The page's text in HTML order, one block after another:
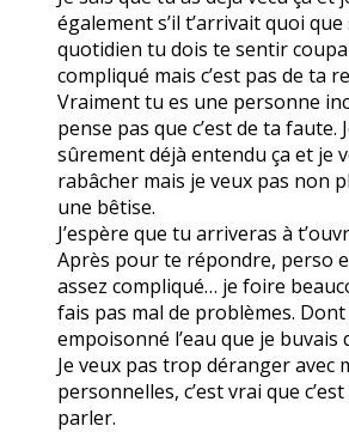
également s’il t’arrivait quoi que
quotidien tu dois te sentir
compliqué mais c’est pas de ta
Vraiment tu es une personne
pense pas que c’est de ta faute.
sûrement déjà entendu ça et je
rabâcher mais je veux pas non
une bêtise.
J’espère que tu arriveras à
Après pour te répondre, perso
assez compliqué… je foire
fais pas mal de problèmes. Dont
empoisonné l’eau que je
Je veux pas trop déranger avec
personnelles, c’est vrai que
parler.